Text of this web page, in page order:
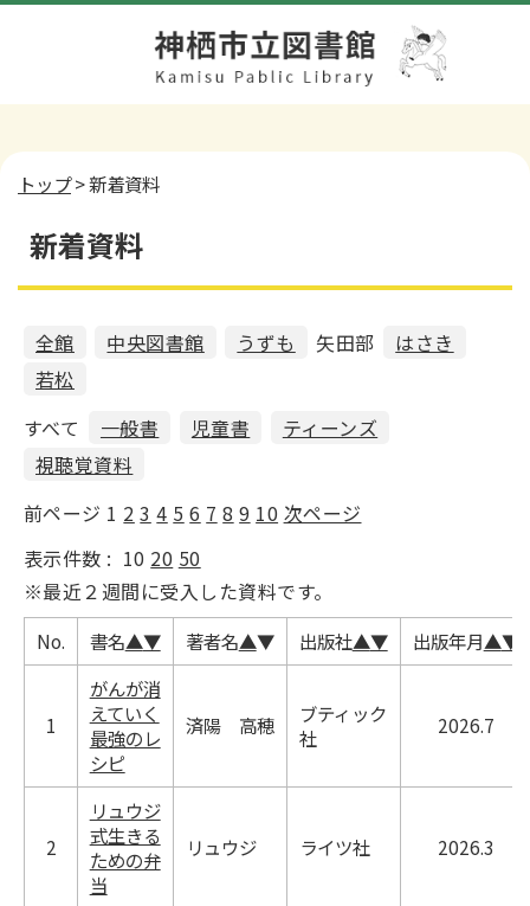
トップ> 新着資料
新着資料
全館 中央図書館 うずも 矢田部
はさき
若松
すべて
一般書 児童書
ティーンズ
視聴覚資料
前ページ 1 2 3 4 5 6 7 8 9 10 次ページ
表示件数 : 10 20 50
※最近２週間に受入した資料です。
No. 書名▲▼ 著者名▲▼ 出版社▲▼ 出版年月▲▼
1
がんが消
えていく
最強のレ
シピ
済陽 高穂
ブティック
社
2026.7
2
リュウジ
式生きる
ための弁
当
リュウジ ライツ社 2026.3